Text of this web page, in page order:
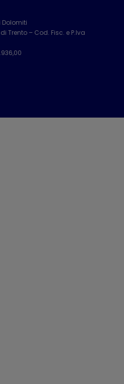
Dolomiti
Trento – Cod. Fisc. e P.Iva